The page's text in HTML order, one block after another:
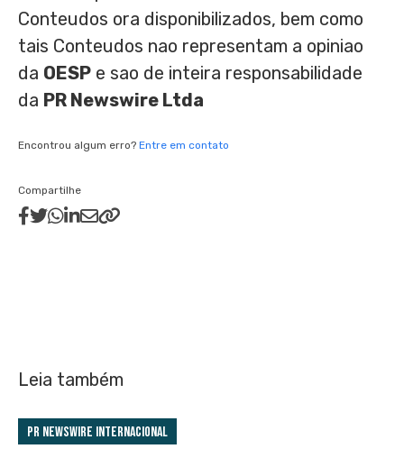
Conteudos ora disponibilizados, bem como
tais Conteudos nao representam a opiniao
da OESP e sao de inteira responsabilidade
da PR Newswire Ltda
Encontrou algum erro? Entre em contato
Compartilhe
Leia também
PR Newswire Internacional